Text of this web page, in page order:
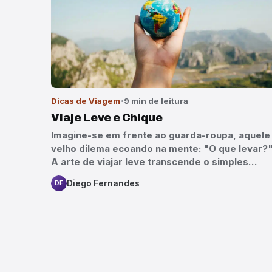
Dicas de Viagem 9 min de leitura
Viaje Leve e Chique
Imagine-se em frente ao guarda-roupa, aquele
velho dilema ecoando na mente: "O que
A arte de viajar leve transcende o simples…
DF Diego Fernandes